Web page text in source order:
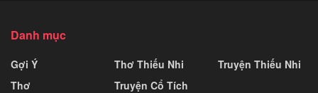
Danh mục
Gợi Ý
Thơ
Thơ Thiếu Nhi
Truyện Cổ Tích
Truyện Thiếu Nhi